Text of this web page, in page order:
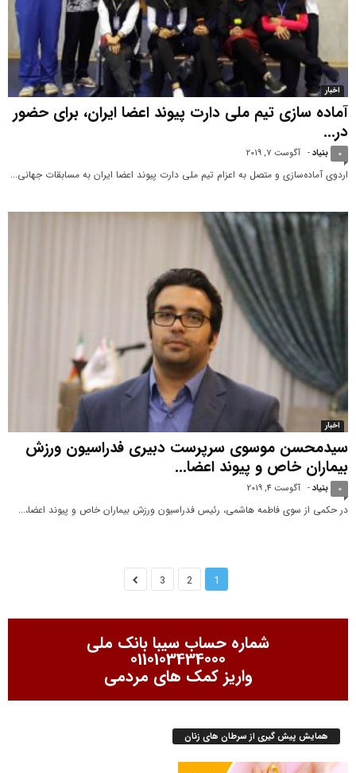
اخبار
آماده سازی تیم ملی دارت پیوند اعضا ایران، برای حضور
در...
بنیاد- آگوست 7, 2019 0
اردوی آماده‌سازی و متصل به اعزام تیم ملی دارت پیوند اعضا ایران به مسابقات جهانی...
اخبار
سیدمحسن موسوی سرپرست دبیری فدراسیون ورزش
بیماران خاص و پیوند اعضا...
بنیاد- آگوست 4, 2019 0
در حکمی از سوی فاطمه هاشمی، رئیس فدراسیون ورزش بیماران خاص و پیوند اعضا،...
1
2
3
شماره حساب سیبا بانک ملی
0110103434000
واریز کمک های مردمی
همایش پیش گیری از سرطان های زنان